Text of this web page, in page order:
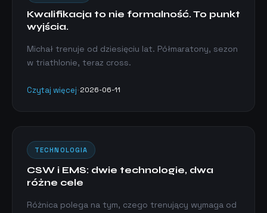
Kwalifikacja to nie formalność. To punkt
wyjścia.
Michał trenuje od dziesięciu lat. Półmaratony, sezon
w triathlonie, teraz cross.
Czytaj więcej•2026-06-11
TECHNOLOGIA
CSW i EMS: dwie technologie, dwa
różne cele
Różnica polega na tym, czego trenujący wymaga od